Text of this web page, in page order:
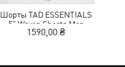
Шорты TAD ESSENTIALS
5" Woven Shorts Men
1590,00 ₴